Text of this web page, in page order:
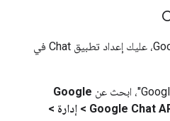
لاستخدام خادم Google Chat MCP، عليك إعداد تطبيق Chat في
Google
Google Chat
> إدارة >